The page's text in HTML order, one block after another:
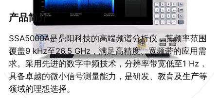
产品简介
SSA5000A是鼎阳科技的高端频谱分析仪，其频率范围
覆盖9 kHz至26.5 GHz，满足高精度、宽频带的应用需
求。采用先进的数字中频技术，分辨率带宽低至1 Hz，
具备卓越的微小信号测量能力，是研发、教育及生产等
领域的理想选择。